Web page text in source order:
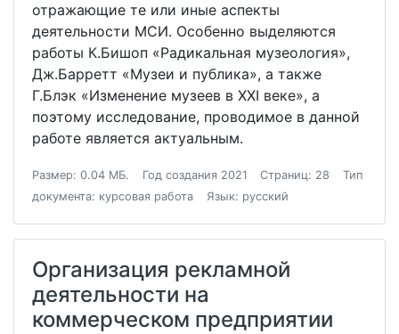
отражающие те или иные аспекты
деятельности МСИ. Особенно выделяются
работы К.Бишоп «Радикальная музеология»,
Дж.Барретт «Музеи и публика», а также
Г.Блэк «Изменение музеев в XXI веке», а
поэтому исследование, проводимое в данной
работе является актуальным.
Размер: 0.04 МБ. Год создания 2021 Страниц: 28
Тип
документа: курсовая работа
Язык: русский
Организация рекламной
деятельности на
коммерческом предприятии